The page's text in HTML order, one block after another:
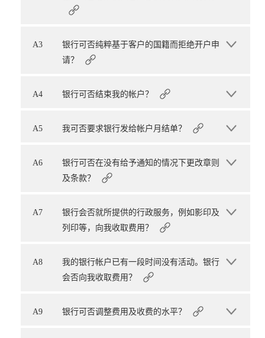
A3
银行可否纯粹基于客户的国籍而拒绝开户申
请？
A4 银行可否结束我的帐户？
A5 我可否要求银行发给帐户月结单？
A6
银行可否在没有给予通知的情况下更改章则
及条款？
A7
银行会否就所提供的行政服务，例如影印及
列印等，向我收取费用？
A8
我的银行帐户已有一段时间没有活动。银行
会否向我收取费用？
A9 银行可否调整费用及收费的水平？